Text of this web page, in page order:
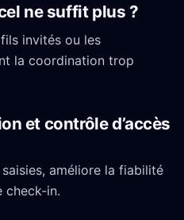
ne suffit plus ?
invités ou les
la coordination trop
et contrôle d’accès
améliore la fiabilité
check-in.